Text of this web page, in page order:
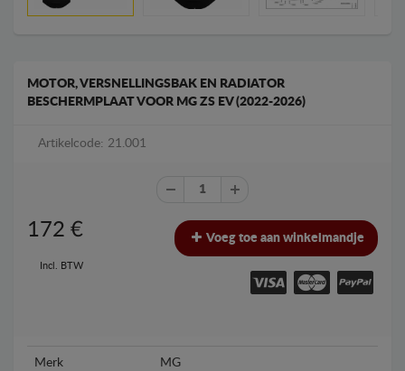
MOTOR, VERSNELLINGSBAK EN RADIATOR
BESCHERMPLAAT VOOR MG ZS EV (2022-2026)
Artikelcode: 21.001
172 €
Incl. BTW
Voeg toe aan winkelmandje
Merk MG